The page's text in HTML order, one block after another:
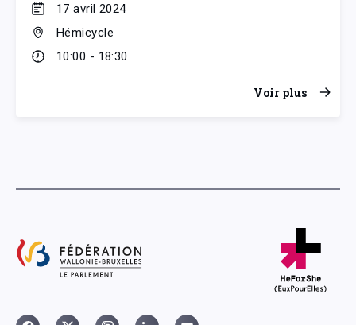
17 avril 2024
Hémicycle
10:00 - 18:30
Voir plus